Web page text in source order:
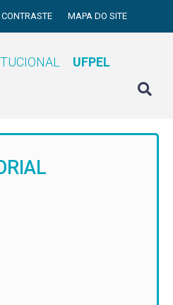
CONTRASTE MAPA DO SITE
UFPEL